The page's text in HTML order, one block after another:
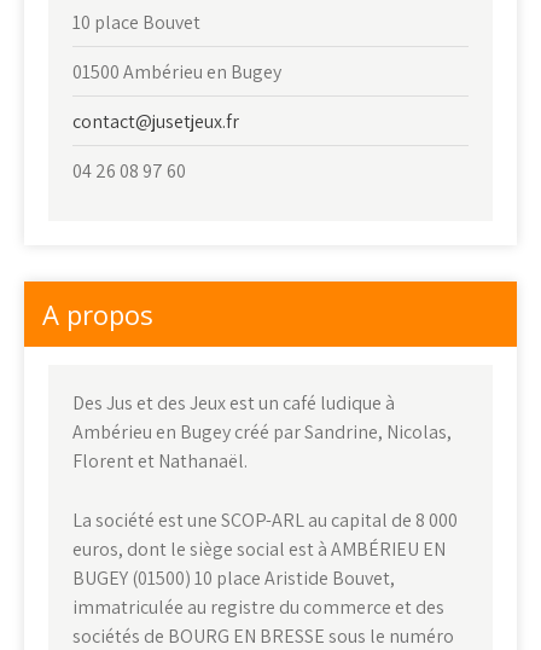
10 place Bouvet
01500 Ambérieu en Bugey
contact@jusetjeux.fr
04 26 08 97 60
A propos
Des Jus et des Jeux est un café ludique à
Ambérieu en Bugey créé par Sandrine, Nicolas,
Florent et Nathanaël.
La société est une SCOP-ARL au capital de 8 000
euros, dont le siège social est à AMBÉRIEU EN
BUGEY (01500) 10 place Aristide Bouvet,
immatriculée au registre du commerce et des
sociétés de BOURG EN BRESSE sous le numéro